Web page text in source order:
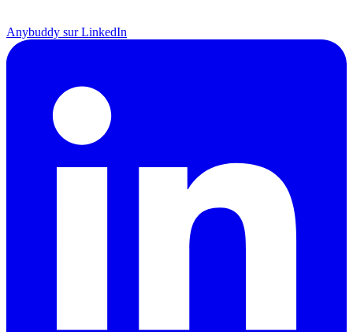
Anybuddy sur LinkedIn